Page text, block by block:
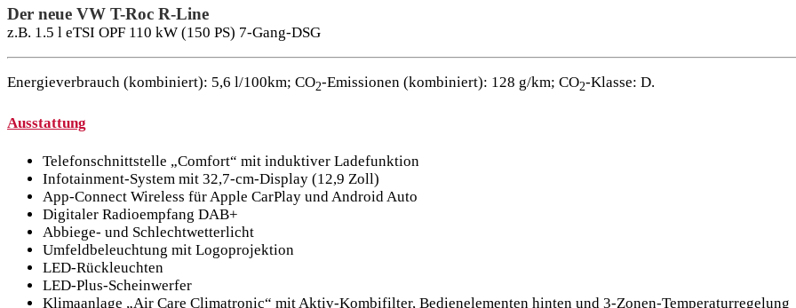
Der neue VW T-Roc R-Line
z.B. 1.5 l eTSI OPF 110 kW (150 PS) 7-Gang-DSG
Energieverbrauch (kombiniert): 5,6 l/100km; CO2-Emissionen (kombiniert): 128 g/km; CO2-Klasse: D.
Ausstattung
Telefonschnittstelle „Comfort“ mit induktiver Ladefunktion
Infotainment-System mit 32,7-cm-Display (12,9 Zoll)
App-Connect Wireless für Apple CarPlay und Android Auto
Digitaler Radioempfang DAB+
Abbiege- und Schlechtwetterlicht
Umfeldbeleuchtung mit Logoprojektion
LED-Rückleuchten
LED-Plus-Scheinwerfer
Klimaanlage „Air Care Climatronic“ mit Aktiv-Kombifilter, Bedienelementen hinten und 3-Zonen-Temperaturregelung